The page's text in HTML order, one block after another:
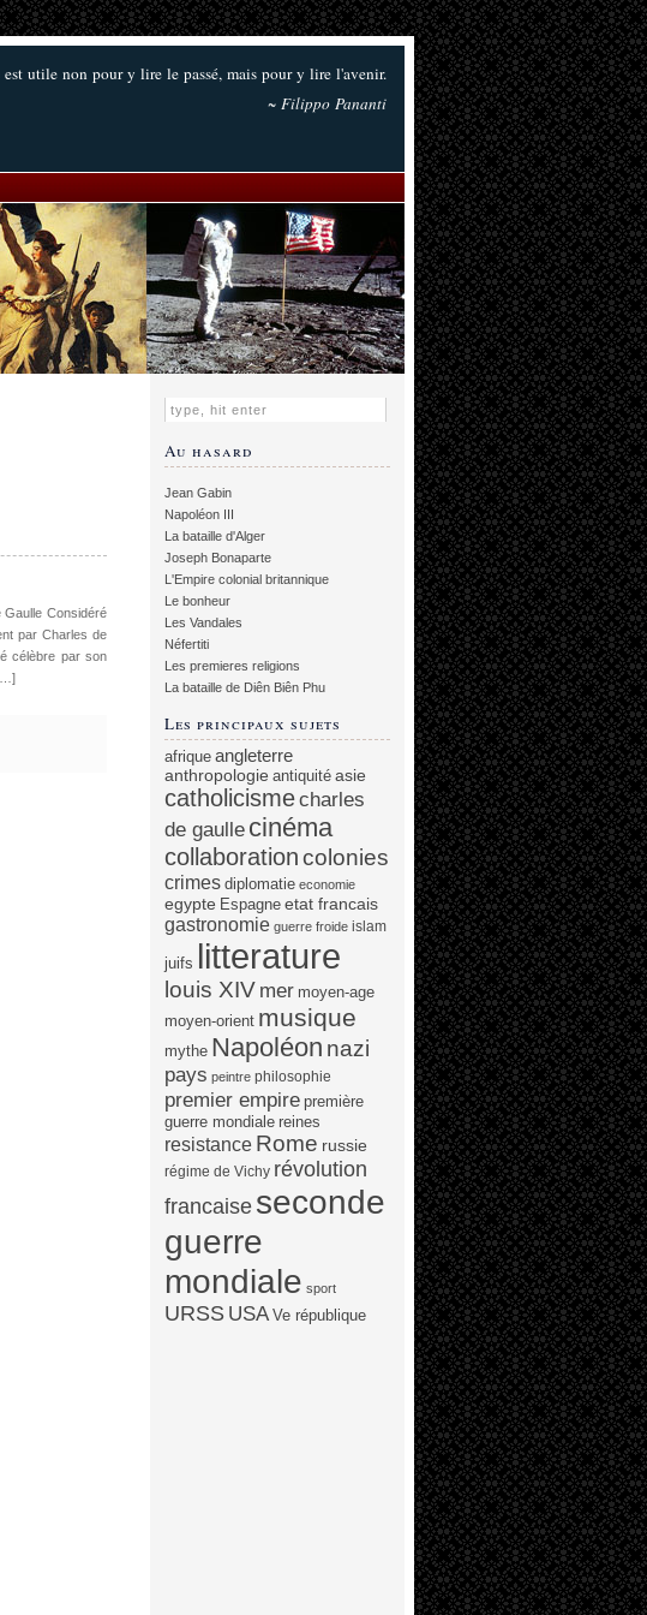
utile non pour y lire le passé, mais pour y lire l'avenir.
~ Filippo Pananti
Considéré
par Charles de
célèbre par son
Au hasard
Jean Gabin
Napoléon III
La bataille d'Alger
Joseph Bonaparte
L'Empire colonial britannique
Le bonheur
Les Vandales
Néfertiti
Les premieres religions
La bataille de Diên Biên Phu
Les principaux sujets
afrique angleterre
anthropologie antiquité asie
catholicismecharles
de gaulle cinéma
collaborationcolonies
crimes diplomatie economie
egypte Espagne etat francais
gastronomie guerre froide islam
juifs litterature
louis XIV mer moyen-age
moyen-orient musique
mythe Napoléon nazi
pays peintre philosophie
premier empire première
guerre mondiale reines
resistance Rome russie
régime de Vichy révolution
francaise seconde
guerre
mondiale sport
URSS USA Ve république